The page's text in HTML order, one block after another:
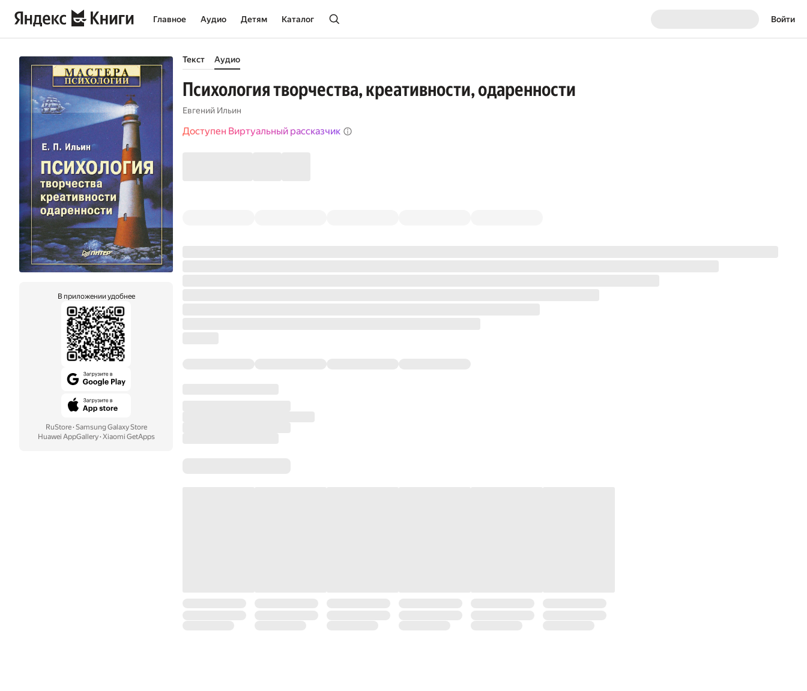
Главное Аудио Детям Каталог Войти
В приложении удобнее
RuStore· Samsung Galaxy Store
Huawei AppGallery· Xiaomi GetApps
Текст Аудио
Психология творчества, креативности, одаренности
Евгений Ильин
Доступен Виртуальный рассказчик